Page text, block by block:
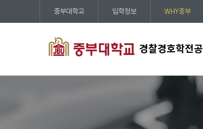
경찰경호학전공
중부대학교 입학정보 WHY중부